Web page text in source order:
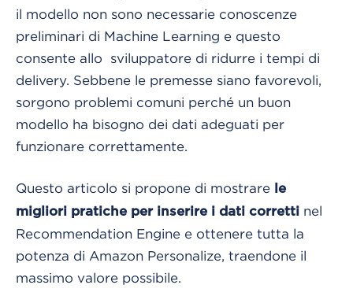
il modello non sono necessarie conoscenze
preliminari di Machine Learning e questo
consente allo sviluppatore di ridurre i tempi di
delivery. Sebbene le premesse siano favorevoli,
sorgono problemi comuni perché un buon
modello ha bisogno dei dati adeguati per
funzionare correttamente.
Questo articolo si propone di mostrare le
migliori pratiche per inserire i dati corretti nel
Recommendation Engine e ottenere tutta la
potenza di Amazon Personalize, traendone il
massimo valore possibile.